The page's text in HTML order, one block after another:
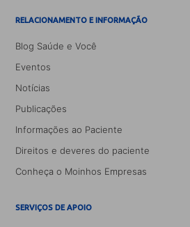
RELACIONAMENTO E INFORMAÇÃO
Blog Saúde e Você
Eventos
Notícias
Publicações
Informações ao Paciente
Direitos e deveres do paciente
Conheça o Moinhos Empresas
SERVIÇOS DE APOIO